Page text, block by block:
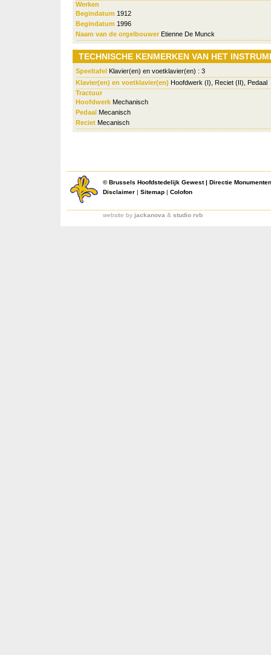
Werken
Begindatum 1912
Begindatum 1996
Naam van de orgelbouwer Etienne De Munck
TECHNISCHE KENMERKEN VAN HET
Speeltafel Klavier(en) en voetklavier(en) : 3
Klavier(en) en voetklavier(en) Hoofdwerk (I), Reciet (II), Pedaal
Tractuur
Hoofdwerk Mechanisch
Pedaal Mecanisch
Reciet Mecanisch
©Brussels Hoofdstedelijk Gewest| Directie
Disclaimer | Sitemap | Colofon
website by jackanova & studio rvb